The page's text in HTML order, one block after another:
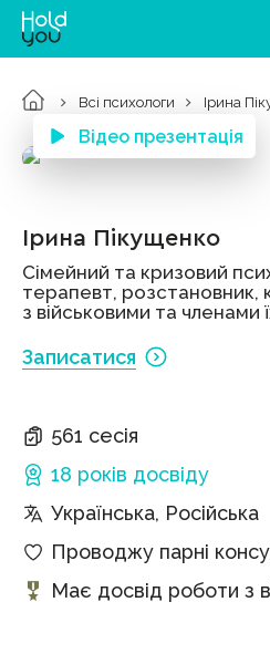
Всі психологи Ірина
Відео презентація
Ірина Пікущенко
Сімейний та кризовий
терапевт, розстановник,
з військовими та членами
Записатися
561 сесія
18 років досвіду
Українська, Російська
Проводжу парні
Має досвід роботи з